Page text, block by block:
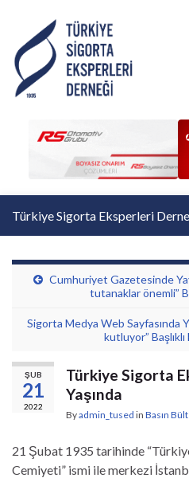
Türkiye Sigorta Eksperleri
Cumhuriyet Gazetesinde
tutanaklar önemli”
Sigorta Medya Web Sayfasında
kutluyor”
ŞUB
21
2022
Türkiye Sigorta
Yaşında
Byadmin_tused in Basın
21 Şubat 1935 tarihinde
Cemiyeti” ismi ile merkezi